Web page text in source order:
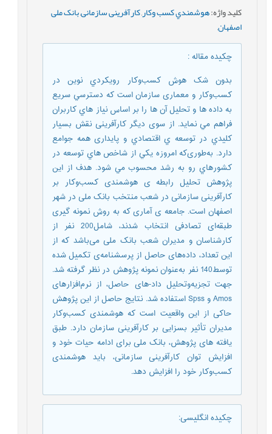
کلید واژه:هوشمندي کسب ‌وکار,کارآفرینی سازمانی,بانک ملی
اصفهان,
چکیده مقاله:
بدون شک هوش کسب‌وکار رويکردي نوين در
کسب‌وکار و معماری سازمان است که دسترسي سريع
به داده ها و تحليل آن ها را بر اساس نياز هاي کاربران
فراهم مي نمايد. از سوی دیگر کارآفرینی نقش بسيار
کليدي در توسعه ي اقتصادي و پايداری همه جوامع
دارد. به‌طوری‌که امروزه يکي از شاخص هاي توسعه در
کشورهاي رو به رشد محسوب مي شود. هدف از این
پژوهش تحلیل رابطه ی هوشمندی کسب‌وکار بر
کارآفرینی سازمانی در شعب منتخب بانک ملی در شهر
اصفهان است. جامعه ی آماری که به روش نمونه گیری
طبقه‌ای تصادفی انتخاب شدند، شامل200 نفر از
کارشناسان و مدیران شعب بانک ملی می‌باشد که از
این تعداد، داده‌های حاصل از پرسشنامه‌ی تکمیل شده
توسط140 نفر به‌عنوان نمونه پژوهش در نظر گرفته شد.
جهت تجزیه‌وتحلیل داد-های حاصل، از نرم‌افزارهای
Amos و Spss استفاده شد. نتایج حاصل از این پژوهش
حاکی از این واقعیت است که هوشمندی کسب‌وکار
مدیران تأثیر بسزایی بر کارآفرینی سازمان دارد. طبق
یافته های پژوهش، بانک ملی برای ادامه حیات خود و
افزایش توان کارآفرینی سازمانی، باید هوشمندی
کسب‌وکار خود را افزایش دهد.
چکیده انگلیسی: